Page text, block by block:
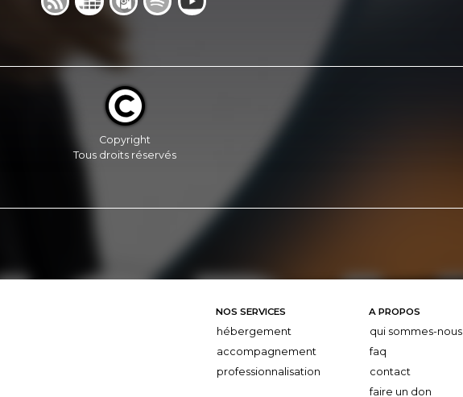
Copyright
Tous droits réservés
NOS SERVICES
hébergement
accompagnement
professionnalisation
A PROPOS
qui sommes-nous
faq
contact
faire un don